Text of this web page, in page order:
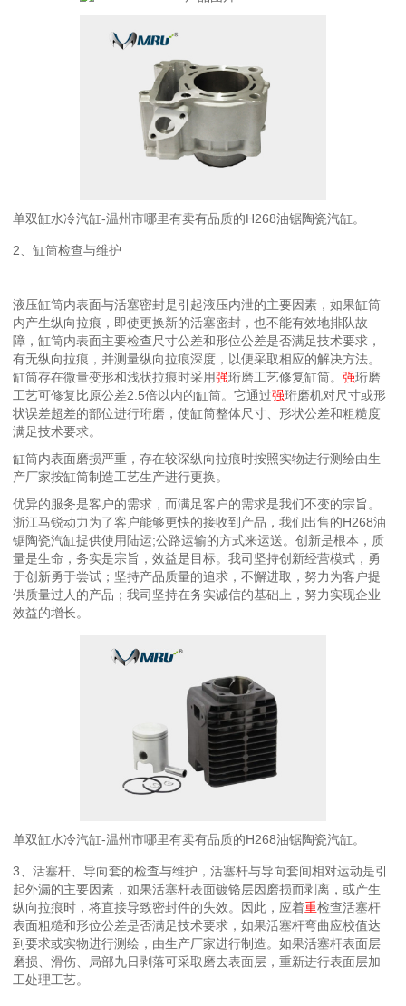
单双缸水冷汽缸-温州市哪里有卖有品质的H268油锯陶瓷汽缸。
2、缸筒检查与维护
液压缸筒内表面与活塞密封是引起液压内泄的主要因素，如果缸筒
内产生纵向拉痕，即使更换新的活塞密封，也不能有效地排队故
障，缸筒内表面主要检查尺寸公差和形位公差是否满足技术要求，
有无纵向拉痕，并测量纵向拉痕深度，以便采取相应的解决方法。
缸筒存在微量变形和浅状拉痕时采用强珩磨工艺修复缸筒。强珩磨
工艺可修复比原公差2.5倍以内的缸筒。它通过强珩磨机对尺寸或形
状误差超差的部位进行珩磨，使缸筒整体尺寸、形状公差和粗糙度
满足技术要求。
缸筒内表面磨损严重，存在较深纵向拉痕时按照实物进行测绘由生
产厂家按缸筒制造工艺生产进行更换。
优异的服务是客户的需求，而满足客户的需求是我们不变的宗旨。
浙江马锐动力为了客户能够更快的接收到产品，我们出售的H268油
锯陶瓷汽缸提供使用陆运;公路运输的方式来运送。创新是根本，质
量是生命，务实是宗旨，效益是目标。我司坚持创新经营模式，勇
于创新勇于尝试；坚持产品质量的追求，不懈进取，努力为客户提
供质量过人的产品；我司坚持在务实诚信的基础上，努力实现企业
效益的增长。
单双缸水冷汽缸-温州市哪里有卖有品质的H268油锯陶瓷汽缸。
3、活塞杆、导向套的检查与维护，活塞杆与导向套间相对运动是引
起外漏的主要因素，如果活塞杆表面镀铬层因磨损而剥离，或产生
纵向拉痕时，将直接导致密封件的失效。因此，应着重检查活塞杆
表面粗糙和形位公差是否满足技术要求，如果活塞杆弯曲应校值达
到要求或实物进行测绘，由生产厂家进行制造。如果活塞杆表面层
磨损、滑伤、局部九日剥落可采取磨去表面层，重新进行表面层加
工处理工艺。